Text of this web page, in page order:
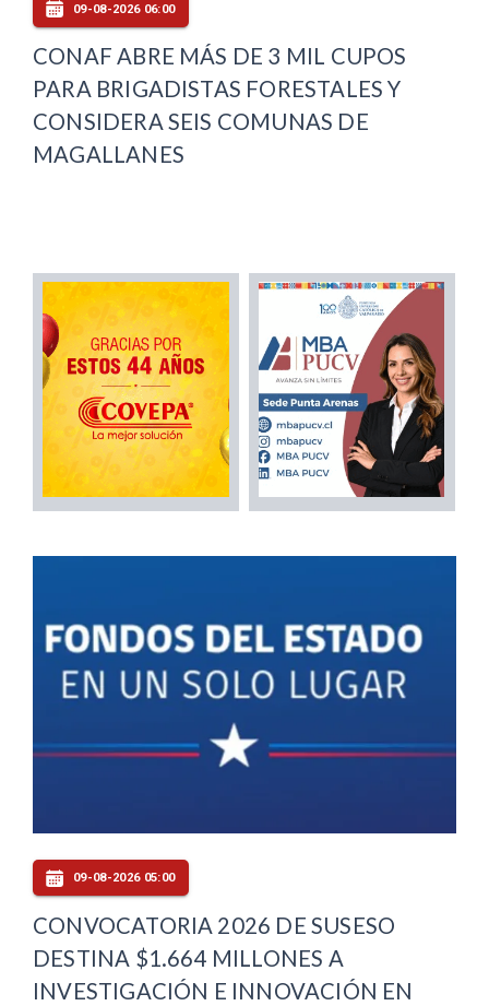
09-08-2026 06:00
CONAF ABRE MÁS DE 3 MIL CUPOS
PARA BRIGADISTAS FORESTALES Y
CONSIDERA SEIS COMUNAS DE
MAGALLANES
09-08-2026 05:00
CONVOCATORIA 2026 DE SUSESO
DESTINA $1.664 MILLONES A
INVESTIGACIÓN E INNOVACIÓN EN